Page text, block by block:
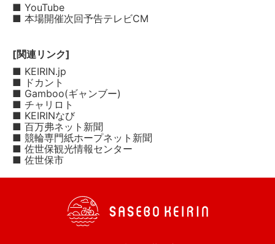
■ YouTube
■ 本場開催次回予告テレビCM
[関連リンク]
■ KEIRIN.jp
■ ドカント
■ Gamboo(ギャンブー)
■ チャリロト
■ KEIRINなび
■ 百万弗ネット新聞
■ 競輪専門紙ホープネット新聞
■ 佐世保観光情報センター
■ 佐世保市